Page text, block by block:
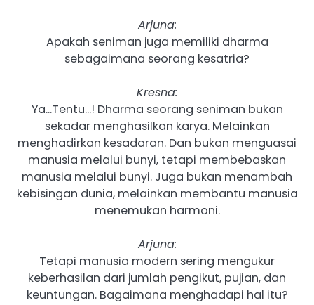
Arjuna:
Apakah seniman juga memiliki dharma
sebagaimana seorang kesatria?
Kresna:
Ya…Tentu…! Dharma seorang seniman bukan
sekadar menghasilkan karya. Melainkan
menghadirkan kesadaran. Dan bukan menguasai
manusia melalui bunyi, tetapi membebaskan
manusia melalui bunyi. Juga bukan menambah
kebisingan dunia, melainkan membantu manusia
menemukan harmoni.
Arjuna:
Tetapi manusia modern sering mengukur
keberhasilan dari jumlah pengikut, pujian, dan
keuntungan. Bagaimana menghadapi hal itu?